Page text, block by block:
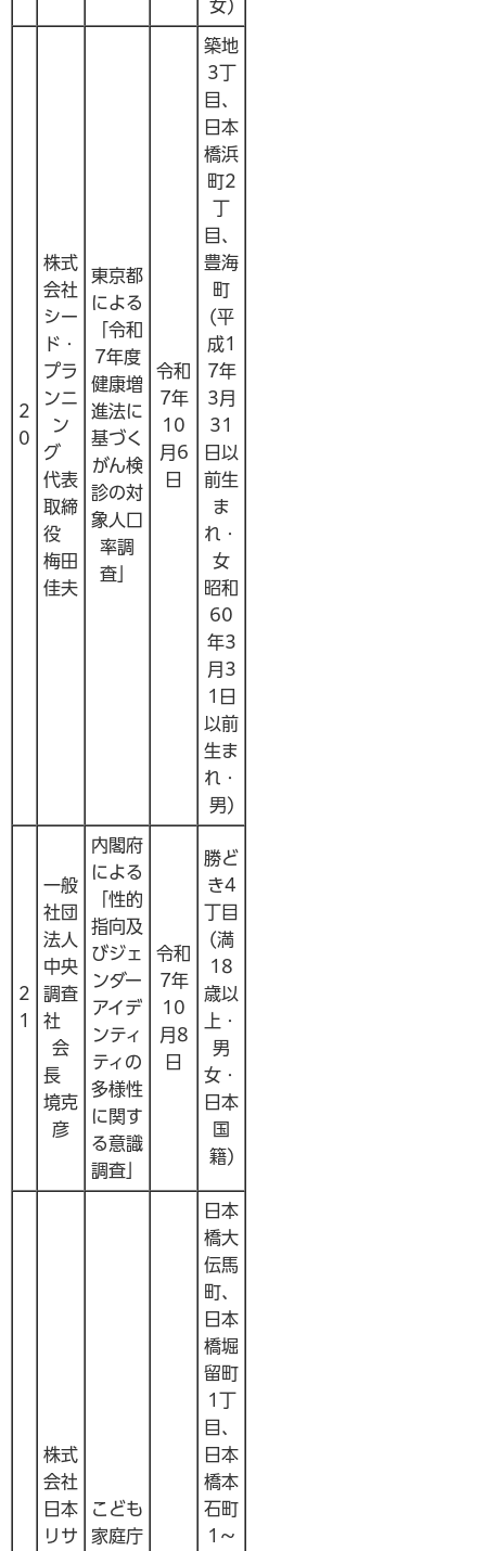
女)
2
0
株式
会社
シー
ド・
プラ
ンニ
ン
グ
代表
取締
役
梅田
佳夫
東京都
による
「令和
7年度
健康増
進法に
基づく
がん検
診の対
象人口
率調
査」
令和
7年
10
月6
日
築地
3丁
目、
日本
橋浜
町2
丁
目、
豊海
町
(平
成1
7年
3月
31
日以
前生
ま
れ・
女
昭和
60
年3
月3
1日
以前
生ま
れ・
男)
2
1
一般
社団
法人
中央
調査
社
会
長
境克
彦
内閣府
による
「性的
指向及
びジェ
ンダー
アイデ
ンティ
ティの
多様性
に関す
る意識
調査」
令和
7年
10
月8
日
勝ど
き4
丁目
(満
18
歳以
上・
男
女・
日本
国
籍)
株式
会社
日本
リサ
こども
家庭庁
日本
橋大
伝馬
町、
日本
橋堀
留町
1丁
目、
日本
橋本
石町
1～